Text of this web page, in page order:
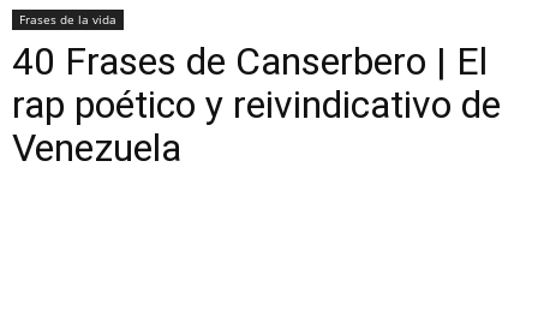
Frases de la vida
40 Frases de Canserbero | El
rap poético y reivindicativo de
Venezuela